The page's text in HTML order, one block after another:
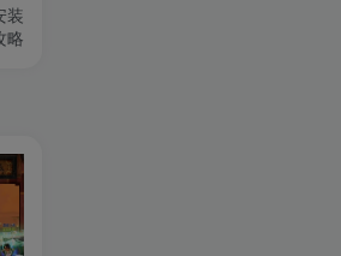
装
略